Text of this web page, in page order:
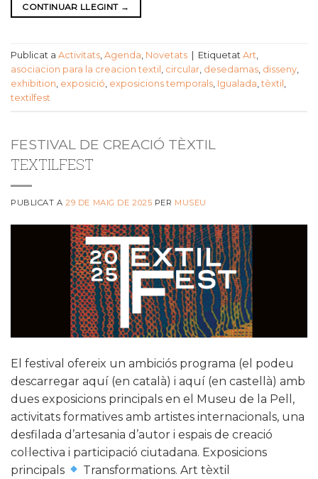
CONTINUAR LLEGINT →
Publicat a Activitats, Agenda, Novetats Etiquetat Art,
asociacion para la creacion textil , circular, desedamas, disseny,
exhibition, exposició, exposicions temporals, Igualada, tèxtil ,
textilfest
FESTIVAL DE CREACIÓ TÈXTIL
TEXTILFEST
PUBLICAT A29 DE MAIG DE 2025 PER MUSEU
El festival ofereix un ambiciós programa (el podeu
descarregar aquí (en català) i aquí (en castellà) amb
dues exposicions principals en el Museu de la Pell,
activitats formatives amb artistes internacionals, una
desfilada d’artesania d’autor i espais de creació
col·lectiva i participació ciutadana. Exposicions
principals
Transformations. Art tèxtil